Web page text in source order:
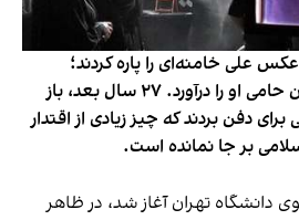
عکس علی خامنه‌ای را پاره کردند؛
رویدادی که اشک بسیجیان حامی او را درآورد. ۲۷ سال بعد، باز
حالی برای دفن بردند که چیز زیادی از اقتدار
بر جا نمانده است.
۱۸ تیر ۱۳۷۸ در کوی دانشگاه تهران آغاز شد، در ظاهر